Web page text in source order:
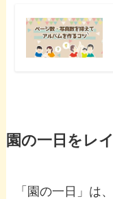
園の一日をレ
「園の一日」は